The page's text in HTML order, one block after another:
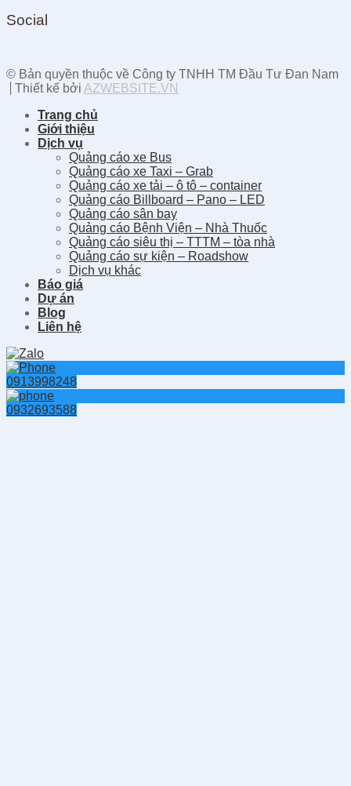
Social
© Bản quyền thuộc về Công ty TNHH TM Đầu Tư Đan Nam
Thiết kế bởi AZWEBSITE.VN
Trang chủ
Giới thiệu
Dịch vụ
Quảng cáo xe Bus
Quảng cáo xe Taxi – Grab
Quảng cáo xe tải – ô tô – container
Quảng cáo Billboard – Pano – LED
Quảng cáo sân bay
Quảng cáo Bệnh Viện – Nhà Thuốc
Quảng cáo siêu thị – TTTM – tòa nhà
Quảng cáo sự kiện – Roadshow
Dịch vụ khác
Báo giá
Dự án
Blog
Liên hệ
0913998248
0932693588